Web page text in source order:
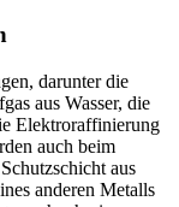
darunter die
aus Wasser, die
Elektroraffinierung
auch beim
aus
anderen Metalls